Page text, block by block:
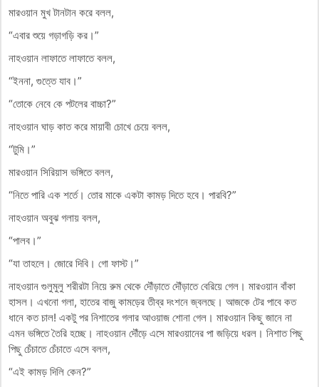
মারওয়ান মুখ টানটান করে বলল,
“এবার শুয়ে গড়াগড়ি কর।”
নাহওয়ান লাফাতে লাফাতে বলল,
“ইননা, গুত্তে যাব।”
“তোকে নেবে কে পটলের বাচ্চা?”
নাহওয়ান ঘাড় কাত করে মায়াবী চোখে চেয়ে বলল,
“টুমি।”
মারওয়ান সিরিয়াস ভঙ্গিতে বলল,
“নিতে পারি এক শর্তে। তোর মাকে একটা কামড় দিতে হবে। পারবি?”
নাহওয়ান অবুঝ গলায় বলল,
“পালব।”
“যা তাহলে। জোরে দিবি। গো ফাস্ট।”
নাহওয়ান গুলুমুলু শরীরটা নিয়ে রুম থেকে দৌঁড়াতে দৌঁড়াতে বেরিয়ে গেল। মারওয়ান বাঁকা
হাসল। এখনো গলা, হাতের বাজু কামড়ের তীব্র দংশনে জ্বলছে। আজকে টের পাবে কত
ধানে কত চাল! একটু পর নিশাতের গলার আওয়াজ শোনা গেল। মারওয়ান কিছু জানে না
এমন ভঙ্গিতে তৈরি হচ্ছে। নাহওয়ান দৌঁড়ে এসে মারওয়ানের পা জড়িয়ে ধরল। নিশাত পিছু
পিছু চেঁচাতে চেঁচাতে এসে বলল,
“এই কামড় দিলি কেন?”